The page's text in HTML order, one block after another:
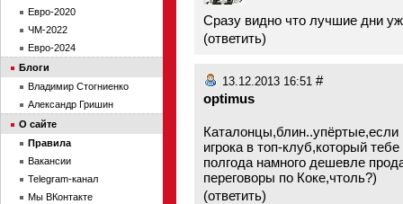
Сразу видно что лучшие дни
(ответить)
13.12.2013 16:51 #
optimus
игрока в топ-клуб,который
полгода намного дешевле
переговоры по Коке,чтоль?)
(ответить)
Евро-2020
ЧМ-2022
Евро-2024
Блоги
Владимир Стогниенко
Александр Гришин
О сайте
Правила
Вакансии
Telegram-канал
Мы ВКонтакте